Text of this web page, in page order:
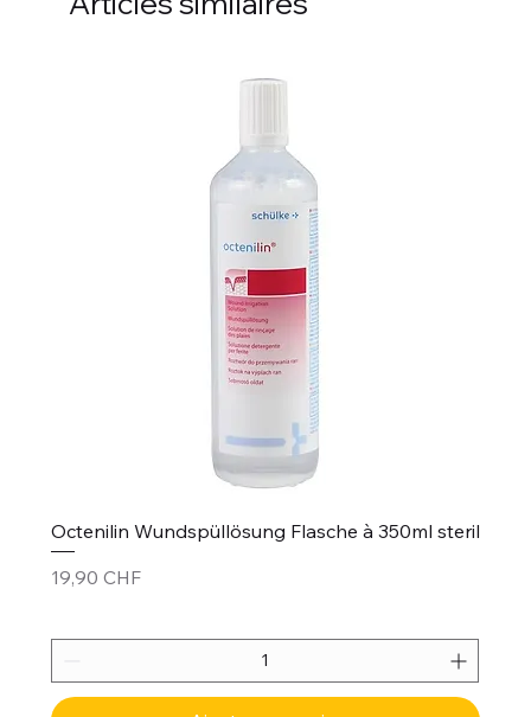
Octenilin Wundspüllösung Flasche à 350ml steril
Prix
19,90 CHF